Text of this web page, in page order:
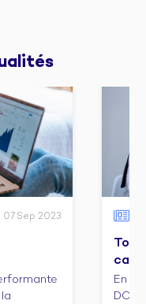
07 Sep 2023
En
DCG